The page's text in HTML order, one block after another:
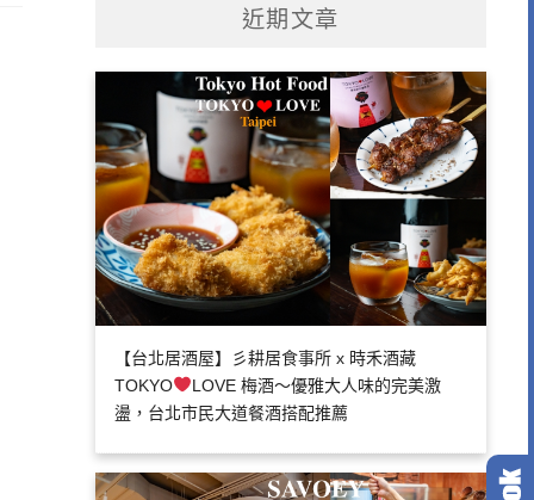
近期文章
【台北居酒屋】彡耕居食事所 x 時禾酒藏
TOKYO
LOVE 梅酒～優雅大人味的完美激
盪，台北市民大道餐酒搭配推薦